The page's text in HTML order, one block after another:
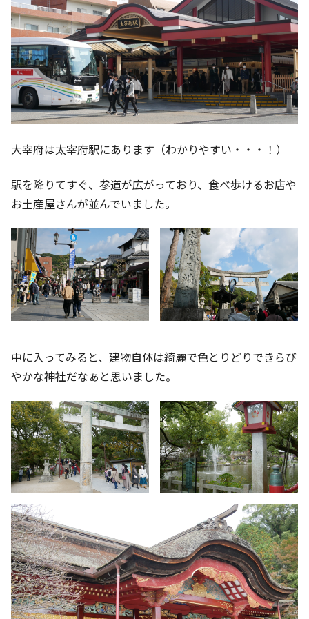
大宰府は太宰府駅にあります（わかりやすい・・・！）
駅を降りてすぐ、参道が広がっており、食べ歩けるお店や
お土産屋さんが並んでいました。
中に入ってみると、建物自体は綺麗で色とりどりできらび
やかな神社だなぁと思いました。